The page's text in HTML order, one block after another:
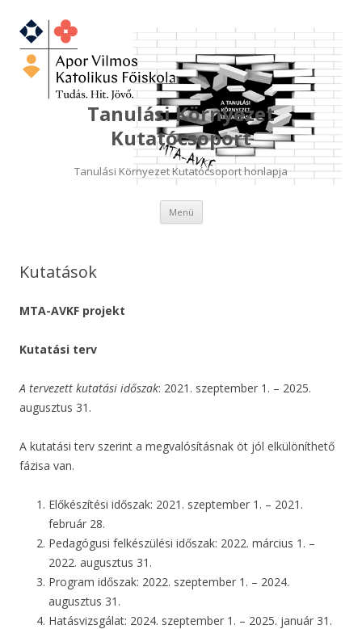
Tanulási Környezet
Kutatócsoport
Tanulási Környezet Kutatócsoport honlapja
Menü Kilépés
tartalomba
Kutatások
MTA-AVKF projekt
Kutatási terv
A tervezett kutatási időszak: 2021. szeptember 1. – 2025.
augusztus 31.
A kutatási terv szerint a megvalósításnak öt jól elkülöníthető
fázisa van.
Előkészítési időszak: 2021. szeptember 1. – 2021.
február 28.
Pedagógusi felkészülési időszak: 2022. március 1. –
2022. augusztus 31.
Program időszak: 2022. szeptember 1. – 2024.
augusztus 31.
Hatásvizsgálat: 2024. szeptember 1. – 2025. január 31.